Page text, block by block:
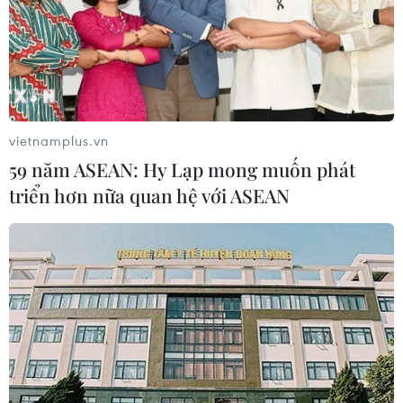
Chủ tịch nước gặp mặt Đại biểu
người có uy tín trong đồng bào dân tộc
thiểu số
12/12/2023 03:08
Sáng 12/12/2023, tại Phủ Chủ tịch, Chủ tịch nước Võ
Văn Thưởng gặp mặt thân mật Đoàn đại biểu người có
uy tín tiêu biểu trong đồng bào dân tộc thiểu số Toàn
quốc năm 2023.
vietnamplus.vn
59 năm ASEAN: Hy Lạp mong muốn phát
triển hơn nữa quan hệ với ASEAN